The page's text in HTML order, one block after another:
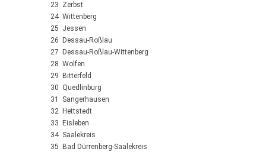
23 Zerbst
24 Wittenberg
25 Jessen
26 Dessau-Roßlau
27 Dessau-Roßlau-Wittenberg
28 Wolfen
29 Bitterfeld
30 Quedlinburg
31 Sangerhausen
32 Hettstedt
33 Eisleben
34 Saalekreis
35 Bad Dürrenberg-Saalekreis